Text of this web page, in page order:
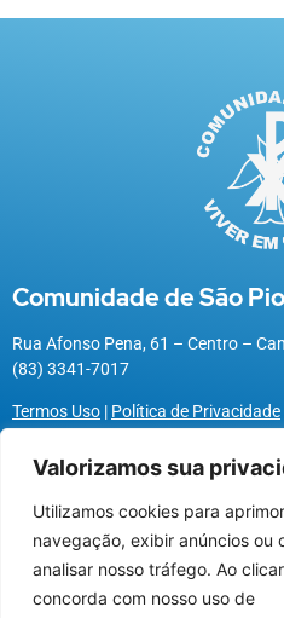
Utilizamos cookies para
experiência, melhorar o
como você interage em
personalizar conteúdo.
Valorizamos sua
Utilizamos cookies para
navegação, exibir anúncios ou
analisar nosso tráfego. Ao
concorda com nosso uso de
Comunidade de São
Rua Afonso Pena, 61 – Centro –
(83) 3341-7017
Termos Uso | Política de Privacidade
@2026 Associação Carismática Católica